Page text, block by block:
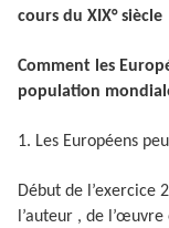
cours du XIX° siècle
Comment les
population
1. Les Européens
Début de l’exercice
l’auteur , de